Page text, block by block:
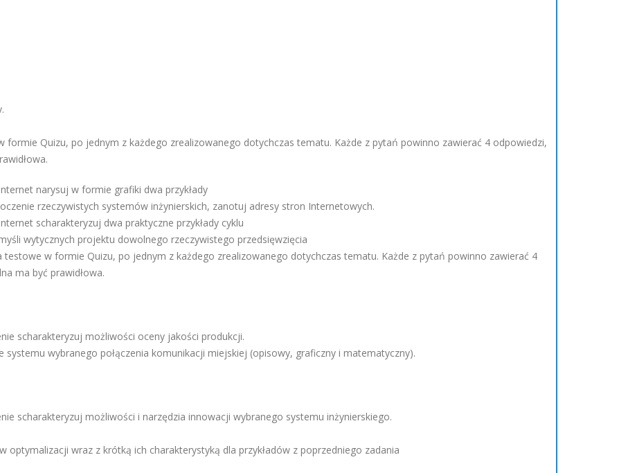
formie Quizu, po jednym z każdego zrealizowanego dotychczas tematu. Każde z pytań powinno zawierać 4 odpowiedzi,
narysuj w formie grafiki dwa przykłady
rzeczywistych systemów inżynierskich, zanotuj adresy stron Internetowych.
scharakteryzuj dwa praktyczne przykłady cyklu
wytycznych projektu dowolnego rzeczywistego przedsięwzięcia
testowe w formie Quizu, po jednym z każdego zrealizowanego dotychczas tematu. Każde z pytań powinno zawierać 4
ma być prawidłowa.
scharakteryzuj możliwości oceny jakości produkcji.
systemu wybranego połączenia komunikacji miejskiej (opisowy, graficzny i matematyczny).
scharakteryzuj możliwości i narzędzia innowacji wybranego systemu inżynierskiego.
optymalizacji wraz z krótką ich charakterystyką dla przykładów z poprzedniego zadania